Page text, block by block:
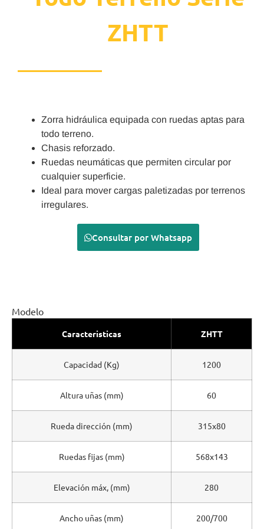
ZHTT
Zorra hidráulica equipada con ruedas aptas para
todo terreno.
Chasis reforzado.
Ruedas neumáticas que permiten circular por
cualquier superficie.
Ideal para mover cargas paletizadas por terrenos
irregulares.
Consultar por Whatsapp
Modelo
Caracteristicas ZHTT
Capacidad (Kg) 1200
Altura uñas (mm) 60
Rueda dirección (mm) 315x80
Ruedas fijas (mm) 568x143
Elevación máx, (mm) 280
Ancho uñas (mm) 200/700